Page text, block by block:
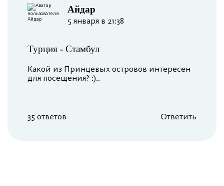
Айдар
5 января в 21:38
Турция - Стамбул
Какой из Принцевых островов интересен
для посещения? :)..
35 ответов Ответить